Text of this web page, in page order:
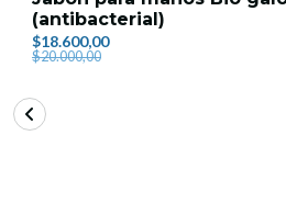
(antibacterial)
$18.600,00
$20.000,00